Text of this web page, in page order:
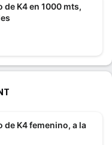
K4 en 1000 mts,
de K4 femenino, a la